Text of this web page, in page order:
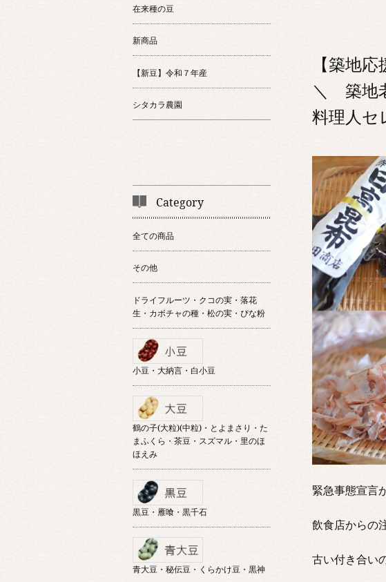
【築地応
＼ 築地
料理人セ
緊急事態宣言
飲食店からの
古い付き合い
在来種の豆
新商品
【新豆】令和７年産
シタカラ農園
Category
全ての商品
その他
ドライフルーツ・クコの実・落花
生・カボチャの種・松の実・ぴな粉
小豆・大納言・白小豆
鶴の子(大粒)(中粒)・とよまさり・た
まふくら・茶豆・スズマル・里のほ
ほえみ
黒豆・雁喰・黒千石
青大豆・秘伝豆・くらかけ豆・黒神